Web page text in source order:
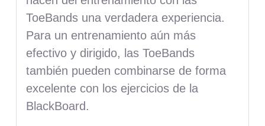
ToeBands una verdadera experiencia.
Para un entrenamiento aún más
efectivo y dirigido, las ToeBands
también pueden combinarse de forma
excelente con los ejercicios de la
BlackBoard.